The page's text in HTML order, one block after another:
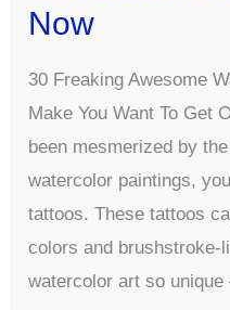
Now
30 Freaking Awesome
Make You Want To Get
been mesmerized by
watercolor paintings,
tattoos. These tattoos
colors and brushstroke-
watercolor art so